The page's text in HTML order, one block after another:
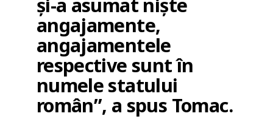
și-a asumat niște
angajamente,
angajamentele
respective sunt în
numele statului
român”, a spus Tomac.